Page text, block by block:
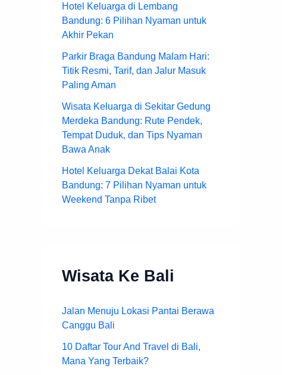
Hotel Keluarga di Lembang
Bandung: 6 Pilihan Nyaman untuk
Akhir Pekan
Parkir Braga Bandung Malam Hari:
Titik Resmi, Tarif, dan Jalur Masuk
Paling Aman
Wisata Keluarga di Sekitar Gedung
Merdeka Bandung: Rute Pendek,
Tempat Duduk, dan Tips Nyaman
Bawa Anak
Hotel Keluarga Dekat Balai Kota
Bandung: 7 Pilihan Nyaman untuk
Weekend Tanpa Ribet
Wisata Ke Bali
Jalan Menuju Lokasi Pantai Berawa
Canggu Bali
10 Daftar Tour And Travel di Bali,
Mana Yang Terbaik?